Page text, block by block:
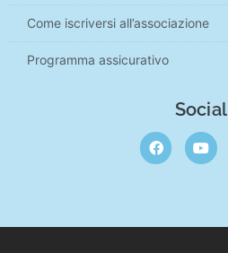
Come iscriversi all’associazione
Programma assicurativo
Social